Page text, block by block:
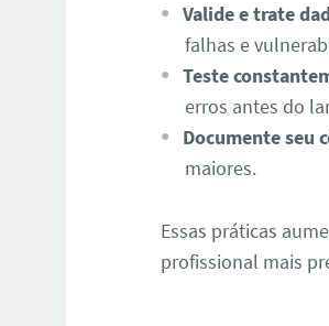
Valide e trate
falhas e
Teste
erros antes do
Documente seu
maiores.
Essas práticas
profissional mais